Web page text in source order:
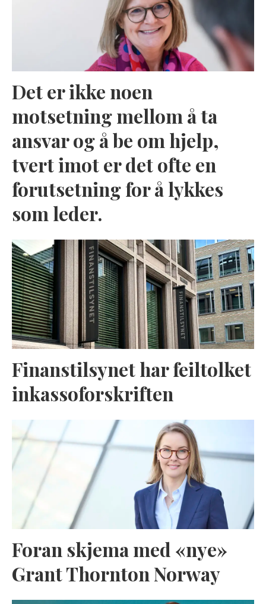
Det er ikke noen
motsetning mellom å ta
ansvar og å be om hjelp,
tvert imot er det ofte en
forutsetning for å lykkes
som leder.
Finanstilsynet har feiltolket
inkassoforskriften
Foran skjema med «nye»
Grant Thornton Norway